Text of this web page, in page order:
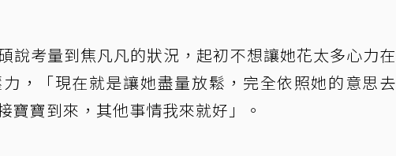
說考量到焦凡凡的狀況，起初不想讓她花太多心力在
，「現在就是讓她盡量放鬆，完全依照她的意思去
寶寶到來，其他事情我來就好」。